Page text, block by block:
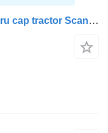
Capat sasiu dreapta 1511482 pentru cap tractor Scania MODEL P